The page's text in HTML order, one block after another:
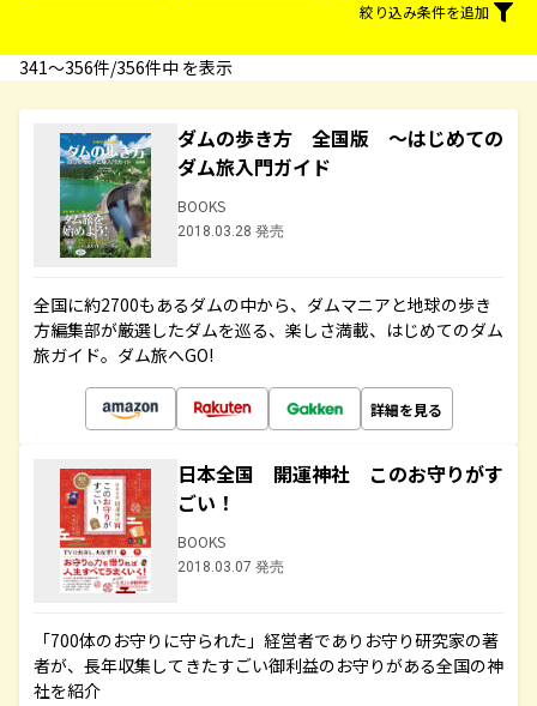
絞り込み条件を追加
341〜356件/356件中 を表示
ダムの歩き方 全国版 ～はじめての
ダム旅入門ガイド
BOOKS
2018.03.28 発売
全国に約2700もあるダムの中から、ダムマニアと地球の歩き
方編集部が厳選したダムを巡る、楽しさ満載、はじめてのダム
旅ガイド。ダム旅へGO!
詳細を見る
日本全国 開運神社 このお守りがす
ごい！
BOOKS
2018.03.07 発売
「700体のお守りに守られた」経営者でありお守り研究家の著
者が、長年収集してきたすごい御利益のお守りがある全国の神
社を紹介